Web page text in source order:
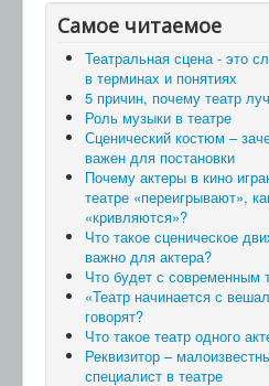
Самое читаемое
Театральная сцена - это
в терминах и понятиях
5 причин, почему театр
Роль музыки в театре
Сценический костюм –
важен для постановки
Почему актеры в кино
театре «переигрывают»,
«кривляются»?
Что такое сценическое
важно для актера?
Что будет с современным
«Театр начинается с
говорят?
Что такое театр одного
Реквизитор –
специалист в театре